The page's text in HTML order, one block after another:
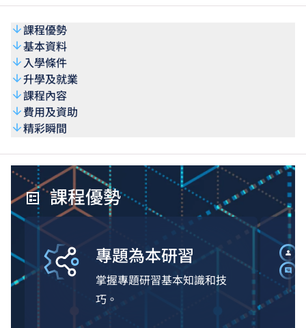
課程優勢
基本資料
入學條件
升學及就業
課程內容
費用及資助
精彩瞬間
課程優勢
專題為本研習
掌握專題研習基本知識和技
巧。